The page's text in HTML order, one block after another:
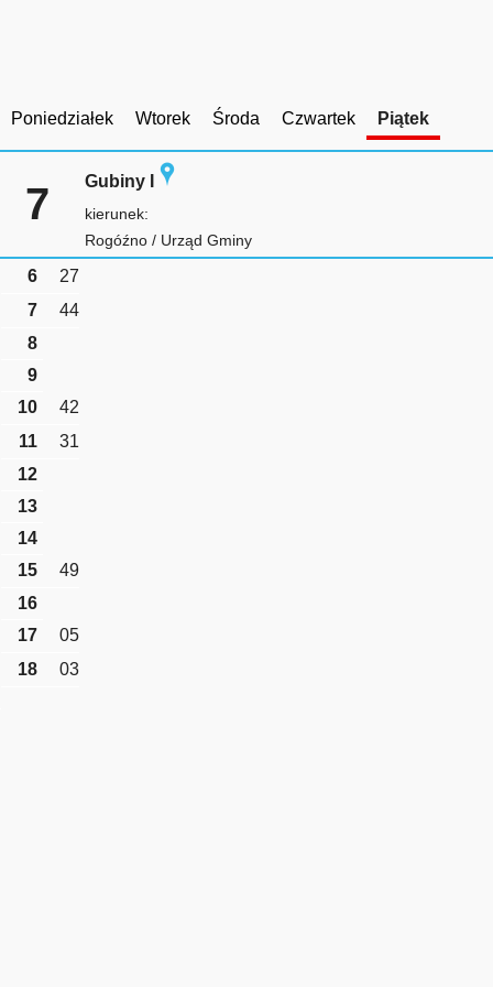
Poniedziałek Wtorek Środa Czwartek Piątek
7 Gubiny I
kierunek:
Rogóźno / Urząd Gminy
6
27
7
44
8
9
10
42
11
31
12
13
14
15
49
16
17
05
18
03